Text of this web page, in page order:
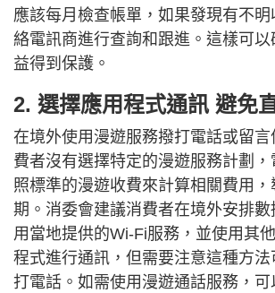
應該每月檢查帳單，如果發現有不
絡電訊商進行查詢和跟進。這樣可
益得到保護。
2. 選擇應用程式通訊 避免
在境外使用漫遊服務撥打電話或留言
費者沒有選擇特定的漫遊服務計劃
照標準的漫遊收費來計算相關費用
期。消委會建議消費者在境外安排
用當地提供的Wi-Fi服務，並使用其
程式進行通訊，但需要注意這種方
打電話。如需使用漫遊通話服務，可